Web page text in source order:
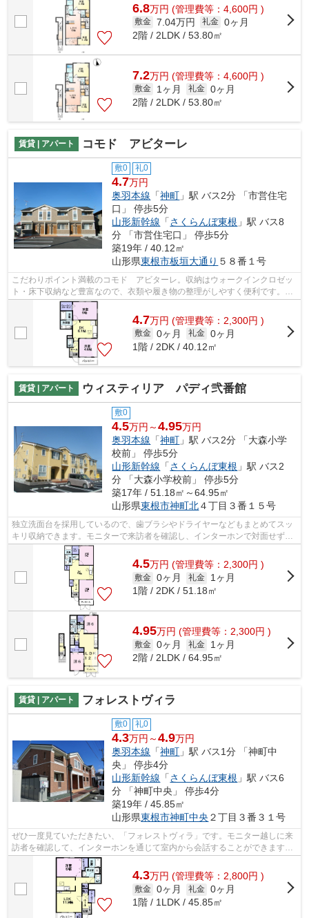
6.8万円 (管理費等：4,600円 )
敷金 7.04万円 礼金 0ヶ月
2階 / 2LDK / 53.80㎡
7.2万円 (管理費等：4,600円 )
敷金 1ヶ月 礼金 0ヶ月
2階 / 2LDK / 53.80㎡
賃貸 | アパート コモド アビターレ
敷0 礼0
4.7万円
奥羽本線 「神町 」駅 バス2分 「市営住宅
口」 停歩5分
山形新幹線 「さくらんぼ東根 」駅 バス8
分 「市営住宅口」 停歩5分
築19年 / 40.12㎡
山形県東根市板垣大通り ５８番１号
こだわりポイント満載のコモド アビターレ。収納はウォークインクロゼッ
ト・床下収納など豊富なので、衣類や履き物の整理がしやすく便利です。独
立した洗面所で、朝の身支度も快適に...
4.7万円 (管理費等：2,300円 )
敷金 0ヶ月 礼金 0ヶ月
1階 / 2DK / 40.12㎡
賃貸 | アパート ウィスティリア パディ弐番館
敷0
4.5万円～4.95万円
奥羽本線 「神町 」駅 バス2分 「大森小学
校前」 停歩5分
山形新幹線 「さくらんぼ東根 」駅 バス2
分 「大森小学校前」 停歩5分
築17年 / 51.18㎡～64.95㎡
山形県東根市神町北４丁目３番１５号
独立洗面台を採用しているので、歯ブラシやドライヤーなどもまとめてスッ
キリ収納できます。モニターで来訪者を確認し、インターホンで対面せずに
会話することができます。家賃は月々4...
4.5万円 (管理費等：2,300円 )
敷金 0ヶ月 礼金
1ヶ月
1階 / 2DK / 51.18㎡
4.95万円 (管理費等：2,300円 )
敷金 0ヶ月 礼金
1ヶ月
2階 / 2LDK / 64.95㎡
賃貸 | アパート フォレストヴィラ
敷0 礼0
4.3万円～4.9万円
奥羽本線 「神町 」駅 バス1分 「神町中
央」 停歩4分
山形新幹線 「さくらんぼ東根 」駅 バス6
分 「神町中央」 停歩4分
築19年 / 45.85㎡
山形県東根市神町中央 ２丁目３番３１号
ぜひ一度見ていただきたい、「フォレストヴィラ」です。モニター越しに来
訪者を確認して、インターホンを通じて室内から会話することができます。
身支度に必要となる様々なアイテムを...
4.3万円 (管理費等：2,800円 )
敷金 0ヶ月 礼金 0ヶ月
1階 / 1LDK / 45.85㎡